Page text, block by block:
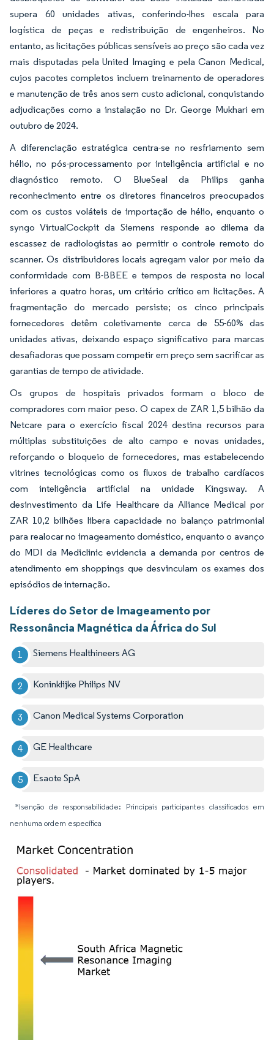
supera 60 unidades ativas, conferindo-lhes escala para
logística de peças e redistribuição de engenheiros. No
entanto, as licitações públicas sensíveis ao preço são cada vez
mais disputadas pela United Imaging e pela Canon Medical,
cujos pacotes completos incluem treinamento de operadores
e manutenção de três anos sem custo adicional, conquistando
adjudicações como a instalação no Dr. George Mukhari em
outubro de 2024.
A diferenciação estratégica centra-se no resfriamento sem
hélio, no pós-processamento por inteligência artificial e no
diagnóstico remoto. O BlueSeal da Philips ganha
reconhecimento entre os diretores financeiros preocupados
com os custos voláteis de importação de hélio, enquanto o
syngo VirtualCockpit da Siemens responde ao dilema da
escassez de radiologistas ao permitir o controle remoto do
scanner. Os distribuidores locais agregam valor por meio da
conformidade com B-BBEE e tempos de resposta no local
inferiores a quatro horas, um critério crítico em licitações. A
fragmentação do mercado persiste; os cinco principais
fornecedores detêm coletivamente cerca de 55-60% das
unidades ativas, deixando espaço significativo para marcas
desafiadoras que possam competir em preço sem sacrificar as
garantias de tempo de atividade.
Os grupos de hospitais privados formam o bloco de
compradores com maior peso. O capex de ZAR 1,5 bilhão da
Netcare para o exercício fiscal 2024 destina recursos para
múltiplas substituições de alto campo e novas unidades,
reforçando o bloqueio de fornecedores, mas estabelecendo
vitrines tecnológicas como os fluxos de trabalho cardíacos
com inteligência artificial na unidade Kingsway. A
desinvestimento da Life Healthcare da Alliance Medical por
ZAR 10,2 bilhões libera capacidade no balanço patrimonial
para realocar no imageamento doméstico, enquanto o avanço
do MDI da Mediclinic evidencia a demanda por centros de
atendimento em shoppings que desvinculam os exames dos
episódios de internação.
Líderes do Setor de Imageamento por
Ressonância Magnética da África do Sul
Siemens Healthineers AG
Koninklijke Philips NV
Canon Medical Systems Corporation
GE Healthcare
Esaote SpA
*Isenção de responsabilidade: Principais participantes classificados em
nenhuma ordem específica